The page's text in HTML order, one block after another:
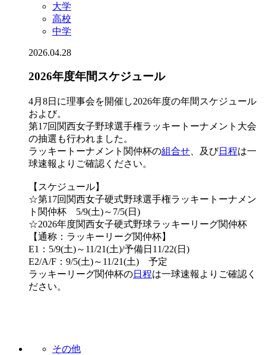
大学
高校
中学
2026.04.28
2026年度年間スケジュール
4月8日に理事会を開催し2026年度の年間スケジュール
および。
第17回関西女子野球選手権ラッキートーナメント大会
の抽選も行われました。
ラッキートーナメント関仲杯の組合せ 、及び日程は一
球速報よりご確認ください。
【スケジュール】
☆第17回関西女子硬式野球選手権ラッキートーナメン
ト関仲杯 5/9(土)～7/5(日)
☆2026年度関西女子硬式野球ラッキーリーグ関仲杯
【通称：ラッキーリーグ関仲杯】
E1：5/9(土)～11/21(土)/予備日11/22(日)
E2/A/F：9/5(土)～11/21(土) 予定
ラッキーリーグ関仲杯の日程は一球速報よりご確認く
ださい。
その他